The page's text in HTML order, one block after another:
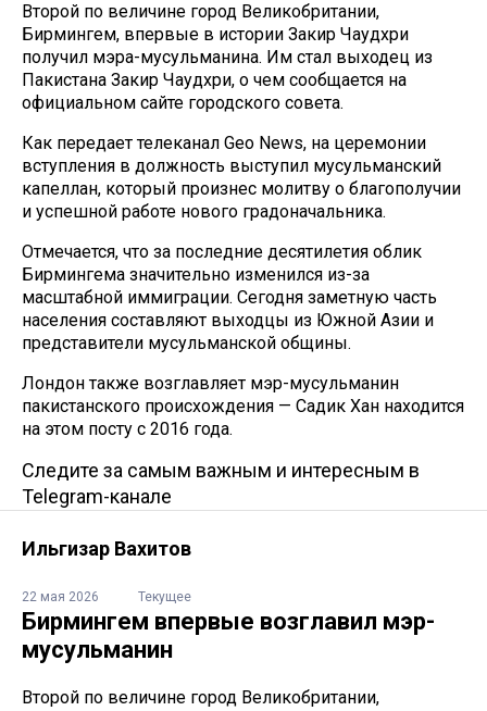
Второй по величине город Великобритании,
Бирмингем, впервые в истории Закир Чаудхри
получил мэра-мусульманина. Им стал выходец из
Пакистана Закир Чаудхри, о чем сообщается на
официальном сайте городского совета.
Как передает телеканал Geo News, на церемонии
вступления в должность выступил мусульманский
капеллан, который произнес молитву о благополучии
и успешной работе нового градоначальника.
Отмечается, что за последние десятилетия облик
Бирмингема значительно изменился из-за
масштабной иммиграции. Сегодня заметную часть
населения составляют выходцы из Южной Азии и
представители мусульманской общины.
Лондон также возглавляет мэр-мусульманин
пакистанского происхождения — Садик Хан находится
на этом посту с 2016 года.
Следите за самым важным и интересным в
Telegram-канале
Ильгизар Вахитов
22 мая 2026 Текущее
Бирмингем впервые возглавил мэр-
мусульманин
Второй по величине город Великобритании,